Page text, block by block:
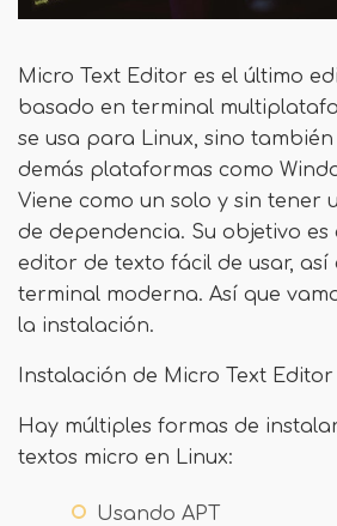
Micro Text Editor es el último
basado en terminal
se usa para Linux, sino
demás plataformas como
Viene como un solo y sin tener
de dependencia. Su objetivo
editor de texto fácil de usar, así
terminal moderna. Así que
la instalación.
Instalación de Micro Text Editor
Hay múltiples formas de
textos micro en Linux:
Usando APT